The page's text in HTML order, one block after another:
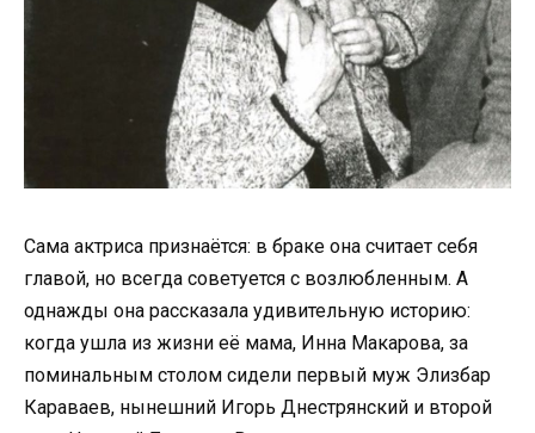
Сама актриса признаётся: в браке она считает себя
главой, но всегда советуется с возлюбленным. А
однажды она рассказала удивительную историю:
когда ушла из жизни её мама, Инна Макарова, за
поминальным столом сидели первый муж Элизбар
Караваев, нынешний Игорь Днестрянский и второй